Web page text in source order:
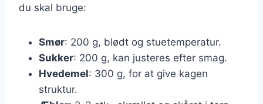
du skal bruge:
Smør: 200 g, blødt og stuetemperatur.
Sukker: 200 g, kan justeres efter smag.
Hvedemel: 300 g, for at give kagen
struktur.